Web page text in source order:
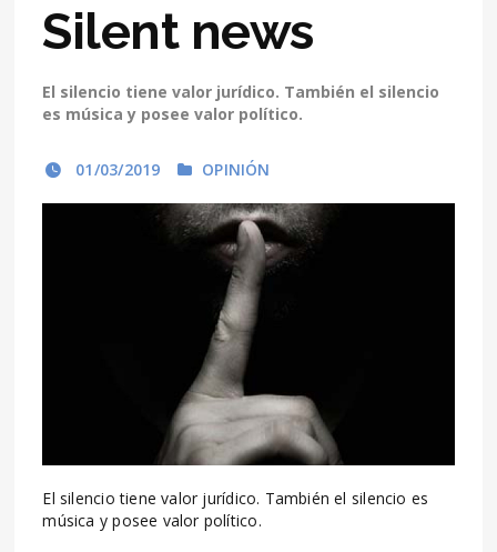
Silent news
El silencio tiene valor jurídico. También el silencio
es música y posee valor político.
01/03/2019 OPINIÓN
El silencio tiene valor jurídico. También el silencio es
música y posee valor político.